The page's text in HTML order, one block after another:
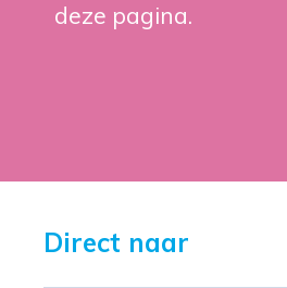
deze pagina.
Direct naar